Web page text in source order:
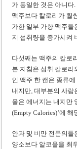
가 동일한 것은 아니다
맥주보다 칼로리가 훨
가한 일부 가향 맥주들
지 섭취량을 증가시켜
다섯째는 맥주의 칼로
본 지침은 섭취 칼로리
인 맥주 한 캔은 종류
내지만, 대부분의 사람
올은 에너지는 내지만
(Empty Calories)’에
안과 및 비만 전문의들
양소보다 알코올을 최